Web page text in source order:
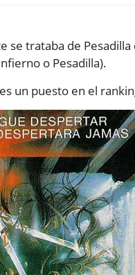
se trataba de
o Pesadilla).
un puesto en el